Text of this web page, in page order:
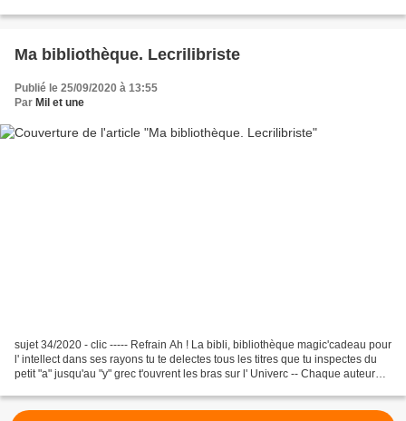
Ma bibliothèque. Lecrilibriste
Publié le 25/09/2020 à 13:55
Par Mil et une
sujet 34/2020 - clic ----- Refrain Ah ! La bibli, bibliothèque magic'cadeau pour
l' intellect dans ses rayons tu te delectes tous les titres que tu inspectes du
petit "a" jusqu'au "y" grec t'ouvrent les bras sur l' Univerc -- Chaque auteur